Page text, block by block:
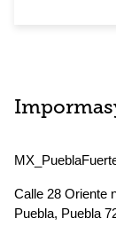
Calle 28 Oriente
Puebla, Puebla